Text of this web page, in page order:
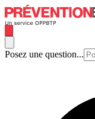
Posez une question...